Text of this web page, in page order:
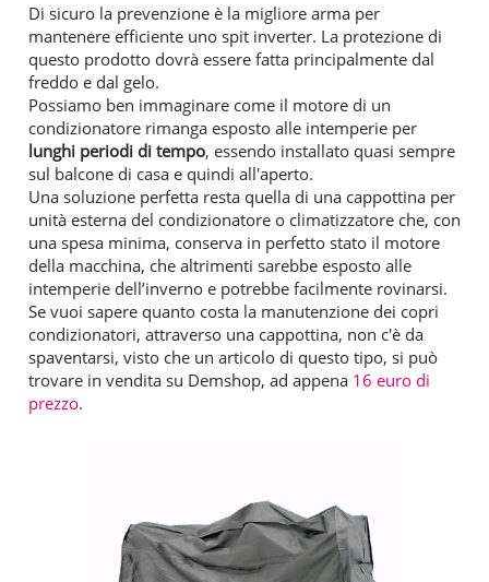
Di sicuro la prevenzione è la migliore arma per
mantenere efficiente uno spit inverter. La protezione di
questo prodotto dovrà essere fatta principalmente dal
freddo e dal gelo.
Possiamo ben immaginare come il motore di un
condizionatore rimanga esposto alle intemperie per
lunghi periodi di tempo, essendo installato quasi sempre
sul balcone di casa e quindi all'aperto.
Una soluzione perfetta resta quella di una cappottina per
unità esterna del condizionatore o climatizzatore che, con
una spesa minima, conserva in perfetto stato il motore
della macchina, che altrimenti sarebbe esposto alle
intemperie dell’inverno e potrebbe facilmente rovinarsi.
Se vuoi sapere quanto costa la manutenzione dei copri
condizionatori, attraverso una cappottina, non c'è da
spaventarsi, visto che un articolo di questo tipo, si può
trovare in vendita su Demshop, ad appena 16 euro di
prezzo.